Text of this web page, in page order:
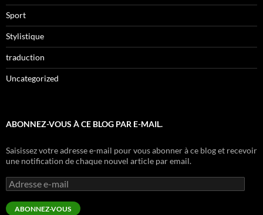
Sport
Stylistique
traduction
Uncategorized
ABONNEZ-VOUS À CE BLOG PAR E-MAIL.
Saisissez votre adresse e-mail pour vous abonner à ce blog et recevoir
une notification de chaque nouvel article par email.
Adresse
e-
mail
ABONNEZ-VOUS